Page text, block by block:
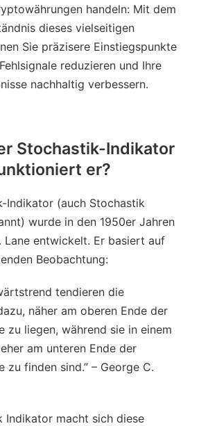
handeln: Mit dem
dieses vielseitigen
Sie präzisere Einstiegspunkte
reduzieren und Ihre
nachhaltig verbessern.
Stochastik-Indikator
er?
Indikator (auch Stochastik
wurde in den 1950er Jahren
Lane entwickelt. Er basiert auf
Beobachtung:
tendieren die
näher am oberen Ende der
zu liegen, während sie in einem
am unteren Ende der
zu finden sind.” – George C.
Indikator macht sich diese